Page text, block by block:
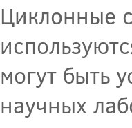
Циклонные
могут быть
научных